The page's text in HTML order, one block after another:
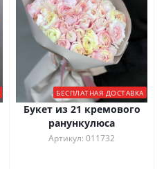
БЕСПЛАТНАЯ ДОСТАВКА
Букет из 21 кремового
ранункулюса
Артикул: 011732